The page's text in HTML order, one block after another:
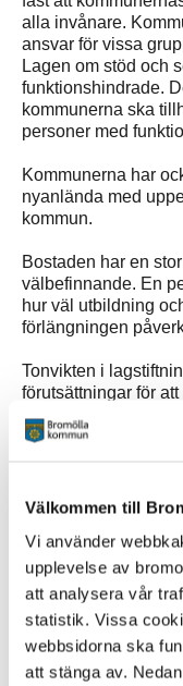
Välkommen till
Vi använder
upplevelse av
att analysera vår
statistik. Vissa
webbsidorna ska
att stänga av.
alla invånare.
ansvar för vissa
Lagen om stöd och
funktionshindrade.
kommunerna ska
personer med
Kommunerna har
nyanlända med
kommun.
Bostaden har en
välbefinnande. En
hur väl utbildning
förlängningen
Tonvikten i
förutsättningar för
goda bostäder. Det
möjliggör
Kommunen behöver
också att synliggöra
vissa människor
inkludering och
kommunal
Bra bostäder och
kvaliteter som